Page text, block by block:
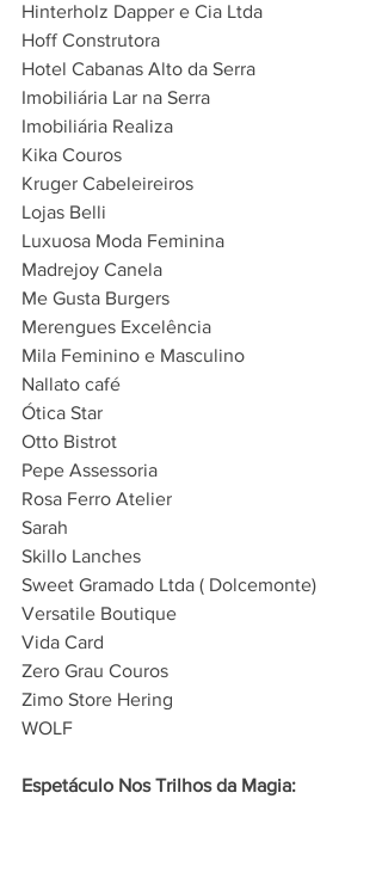
Hinterholz Dapper e Cia Ltda
Hoff Construtora
Hotel Cabanas Alto da Serra
Imobiliária Lar na Serra
Imobiliária Realiza
Kika Couros
Kruger Cabeleireiros
Lojas Belli
Luxuosa Moda Feminina
Madrejoy Canela
Me Gusta Burgers
Merengues Excelência
Mila Feminino e Masculino
Nallato café
Ótica Star
Otto Bistrot
Pepe Assessoria
Rosa Ferro Atelier
Sarah
Skillo Lanches
Sweet Gramado Ltda ( Dolcemonte)
Versatile Boutique
Vida Card
Zero Grau Couros
Zimo Store Hering
WOLF
Espetáculo Nos Trilhos da Magia: